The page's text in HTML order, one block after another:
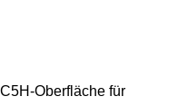
Oberfläche für